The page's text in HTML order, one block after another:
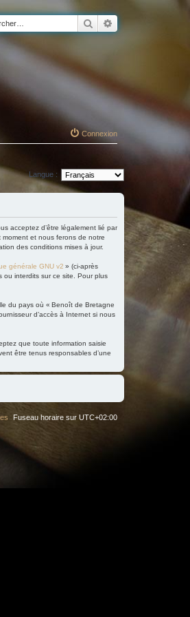
Rechercher
Connexion
Langue :
acceptez d’être légalement lié par
moment et nous ferons de notre
des conditions mises à jour.
générale GNU v2 » (ci-après
ou interdits sur ce site. Pour plus
du pays où « Benoît de Bretagne
d’accès à Internet si nous
que toute information saisie
être tenus responsables d’une
Fuseau horaire sur UTC+02:00